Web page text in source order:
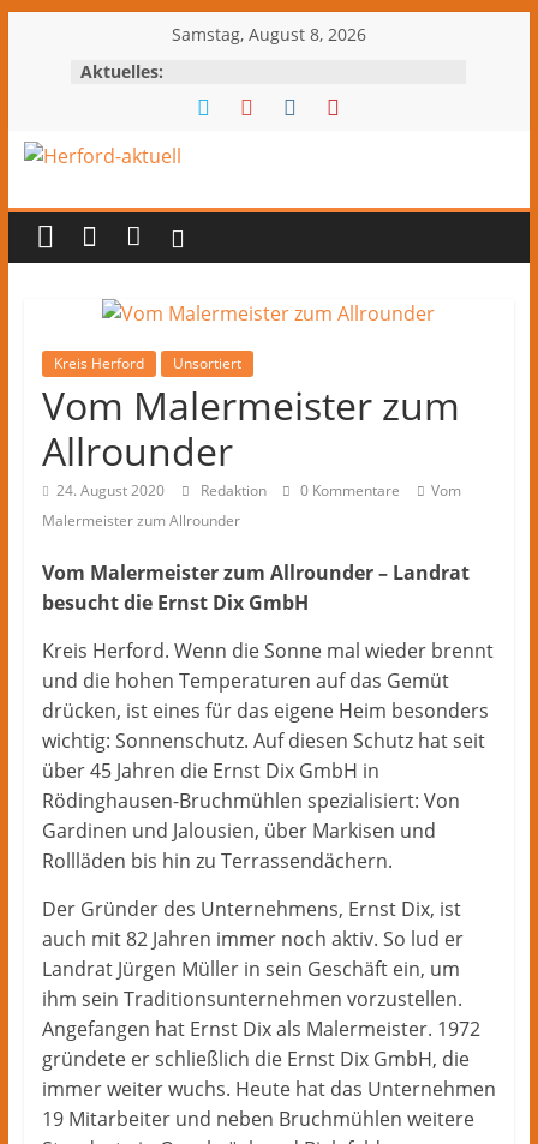
springen
Samstag, August 8, 2026
Aktuelles:
Herford-
aktuell
Nachrichten
Kultur
aus
Herford
und
dem
Kreis
lokale
und
mehr
aus
Herford
im
Kreis
Herford
Kreis Herford Unsortiert
Vom Malermeister zum
Allrounder
24. August 2020 Redaktion 0 Kommentare
Vom
Malermeister zum Allrounder
Vom Malermeister zum Allrounder – Landrat
besucht die Ernst Dix GmbH
Kreis Herford. Wenn die Sonne mal wieder brennt
und die hohen Temperaturen auf das Gemüt
drücken, ist eines für das eigene Heim besonders
wichtig: Sonnenschutz. Auf diesen Schutz hat seit
über 45 Jahren die Ernst Dix GmbH in
Rödinghausen-Bruchmühlen spezialisiert: Von
Gardinen und Jalousien, über Markisen und
Rollläden bis hin zu Terrassendächern.
Der Gründer des Unternehmens, Ernst Dix, ist
auch mit 82 Jahren immer noch aktiv. So lud er
Landrat Jürgen Müller in sein Geschäft ein, um
ihm sein Traditionsunternehmen vorzustellen.
Angefangen hat Ernst Dix als Malermeister. 1972
gründete er schließlich die Ernst Dix GmbH, die
immer weiter wuchs. Heute hat das Unternehmen
19 Mitarbeiter und neben Bruchmühlen weitere